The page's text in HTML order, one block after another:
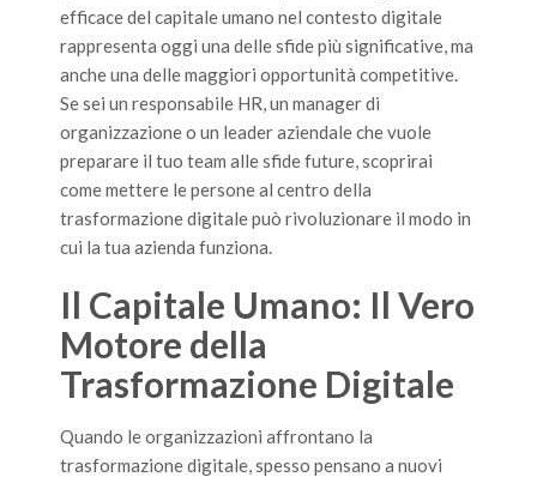
efficace del capitale umano nel contesto digitale
rappresenta oggi una delle sfide più significative, ma
anche una delle maggiori opportunità competitive.
Se sei un responsabile HR, un manager di
organizzazione o un leader aziendale che vuole
preparare il tuo team alle sfide future, scoprirai
come mettere le persone al centro della
trasformazione digitale può rivoluzionare il modo in
cui la tua azienda funziona.
Il Capitale Umano: Il Vero
Motore della
Trasformazione Digitale
Quando le organizzazioni affrontano la
trasformazione digitale, spesso pensano a nuovi